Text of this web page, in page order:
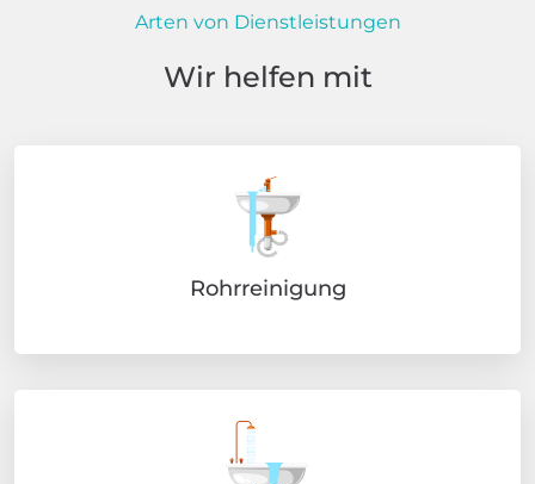
Arten von Dienstleistungen
Wir helfen mit
Rohrreinigung